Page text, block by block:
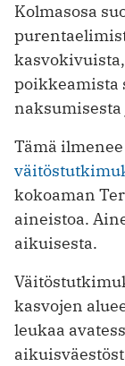
Kolmasosa
poikkeamista
Tämä
kokoaman
aineistoa.
aikuisesta.
kasvojen
leukaa